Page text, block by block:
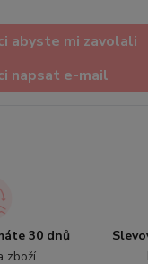
abyste mi zavolali
napsat e-mail
30 dnů
zboží